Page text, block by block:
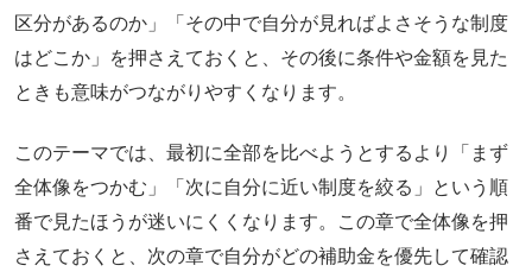
区分があるのか」「その中で自分が見ればよさそうな制度
はどこか」を押さえておくと、その後に条件や金額を見た
ときも意味がつながりやすくなります。
このテーマでは、最初に全部を比べようとするより「まず
全体像をつかむ」「次に自分に近い制度を絞る」という順
番で見たほうが迷いにくくなります。この章で全体像を押
さえておくと、次の章で自分がどの補助金を優先して確認